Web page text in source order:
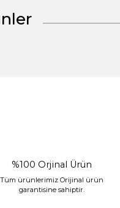
%100 Orjinal Ürün
Tüm ürünlerimiz Orijinal ürün
garantisine sahiptir.